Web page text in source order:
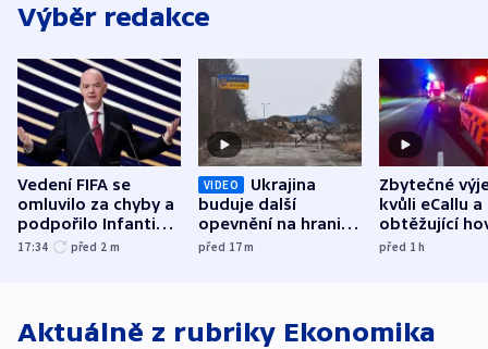
Výběr redakce
Vedení FIFA se
omluvilo za chyby a
podpořilo Infantina.
UEFA trvá na
17:34 před 2 m
VIDEO
Ukrajina
buduje další
opevnění na hranici
s Běloruskem
před 17m
Zbytečné
kvůli eCallu a
obtěžující
zdržují
před 1h
Aktuálně z rubriky Ekonomika